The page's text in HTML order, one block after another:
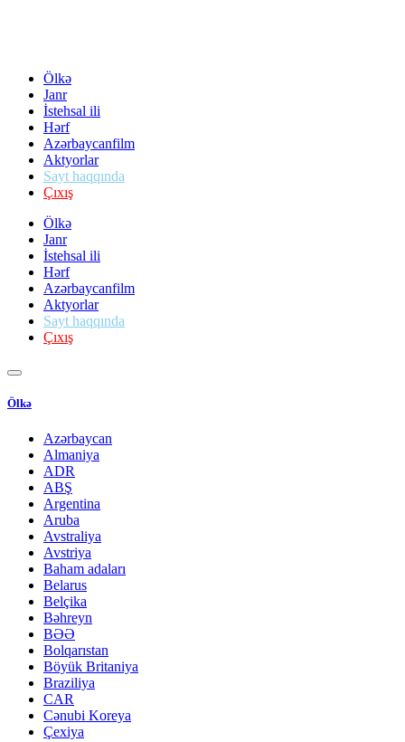
Ölkə
Janr
İstehsal ili
Hərf
Azərbaycanfilm
Aktyorlar
Sayt haqqında
Çıxış
Ölkə
Janr
İstehsal ili
Hərf
Azərbaycanfilm
Aktyorlar
Sayt haqqında
Çıxış
Ölkə
Azərbaycan
Almaniya
ADR
ABŞ
Argentina
Aruba
Avstraliya
Avstriya
Baham adaları
Belarus
Belçika
Bəhreyn
BƏƏ
Bolqarıstan
Böyük Britaniya
Braziliya
CAR
Cənubi Koreya
Çexiya